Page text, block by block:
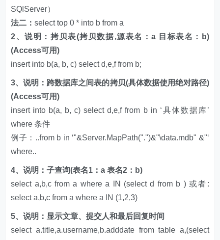
SQlServer）
法二：select top 0 * into b from a
2、说明：拷贝表(拷贝数据,源表名：a 目标表名：b)
(Access可用)
insert into b(a, b, c) select d,e,f from b;
3、说明：跨数据库之间表的拷贝(具体数据使用绝对路径)
(Access可用)
insert into b(a, b, c) select d,e,f from b in ‘具体数据库’
where 条件
例子：..from b in ‘"&Server.MapPath(".")&"\data.mdb" &"‘
where..
4、说明：子查询(表名1：a 表名2：b)
select a,b,c from a where a IN (select d from b ) 或者:
select a,b,c from a where a IN (1,2,3)
5、说明：显示文章、提交人和最后回复时间
select a.title,a.username,b.adddate from table a,(select